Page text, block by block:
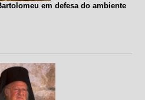
em defesa do ambiente